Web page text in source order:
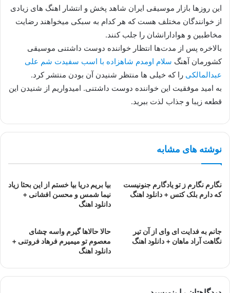
این روزها بازار موسیقی ایران شاهد پخش و انتشار اهنگ های زیادی
از خوانندگان مختلف هست که هر کدام به سبکی میخواهند رضایت
مخاطبین و هوادارانشان را جلب کنند.
بالاخره پس از مدت‌ها انتظار خواننده دوست داشتنی موسیقی
کشورمان آهنگ سلام اومدم شاهزاده با اسب سفیدت شم علی
عبدالمالکی را که خیلی ها منتظر شنیدن آن بودن منتشر کرد.
به امید موفقیت این خواننده دوست داشتنی. امیدواریم از شنیدن این
قطعه زیبا و جذاب لذت ببرید.
نوشته های مشابه
نگارم نگارم ز تو یادگارم جنونیست
که دارم بلک کتس + دانلود اهنگ
بیا بریم دریا بیا خستم از این بحثا زیاد
نیما شمس و محسن افشانی +
دانلود اهنگ
جانم به فدایت ای وای از آن تیر
نگاهت آراد ماهان + دانلود اهنگ
حالا حالاها گیرم واسه چشای
معصوم تو میمیرم فرهاد فروتنی +
دانلود اهنگ